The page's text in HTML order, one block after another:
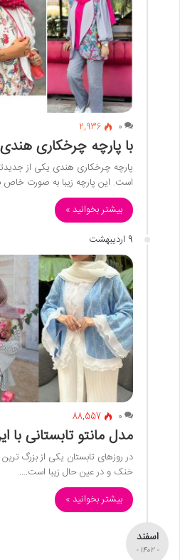
0
2,936
با پارچه چرخکاری
پارچه چرخکاری هندی یکی از
است. این پارچه زیبا به صورت
بیشتر بخوانید »
9 اردیبهشت
0
88,557
مدل مانتو تابستانی با این 5 پارچه زیبا
در روزهای تابستان یکی از بزرگ
خنک و در عین حال زیبا است.…
بیشتر بخوانید »
اسفند
- 1402 -